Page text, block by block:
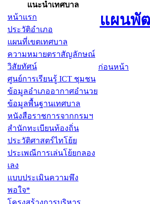
แนะนำเทศบาล
หน้าแรก
ประวัติอำเภอ
แผนที่เขตเทศบาล
ความหมายตราสัญลักษณ์
วิสัยทัศน์
ศูนย์การเรียนรู้ ICT ชุมชน
ข้อมูลอำเภออากาศอำนวย
ข้อมูลพื้นฐานเทศบาล
หนังสือราชการจากกรมฯ
สำนักทะเบียนท้องถิ่น
ประวัติศาสตร์ไทโย้ย
ประเพณีการเล่นโย้ยกลอง
เลง
แบบประเมินความพึง
พอใจ*
โครงสร้างการบริหาร
แผนพั
ก่อนหน้า